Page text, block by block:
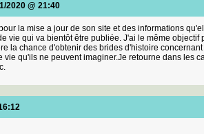
2020 @ 21:40
la mise a jour de son site et des informations
vie qui va bientôt être publiée. J'ai le même
la chance d'obtenir des brides d'histoire
vie qu'ils ne peuvent imaginer.Je retourne dans les